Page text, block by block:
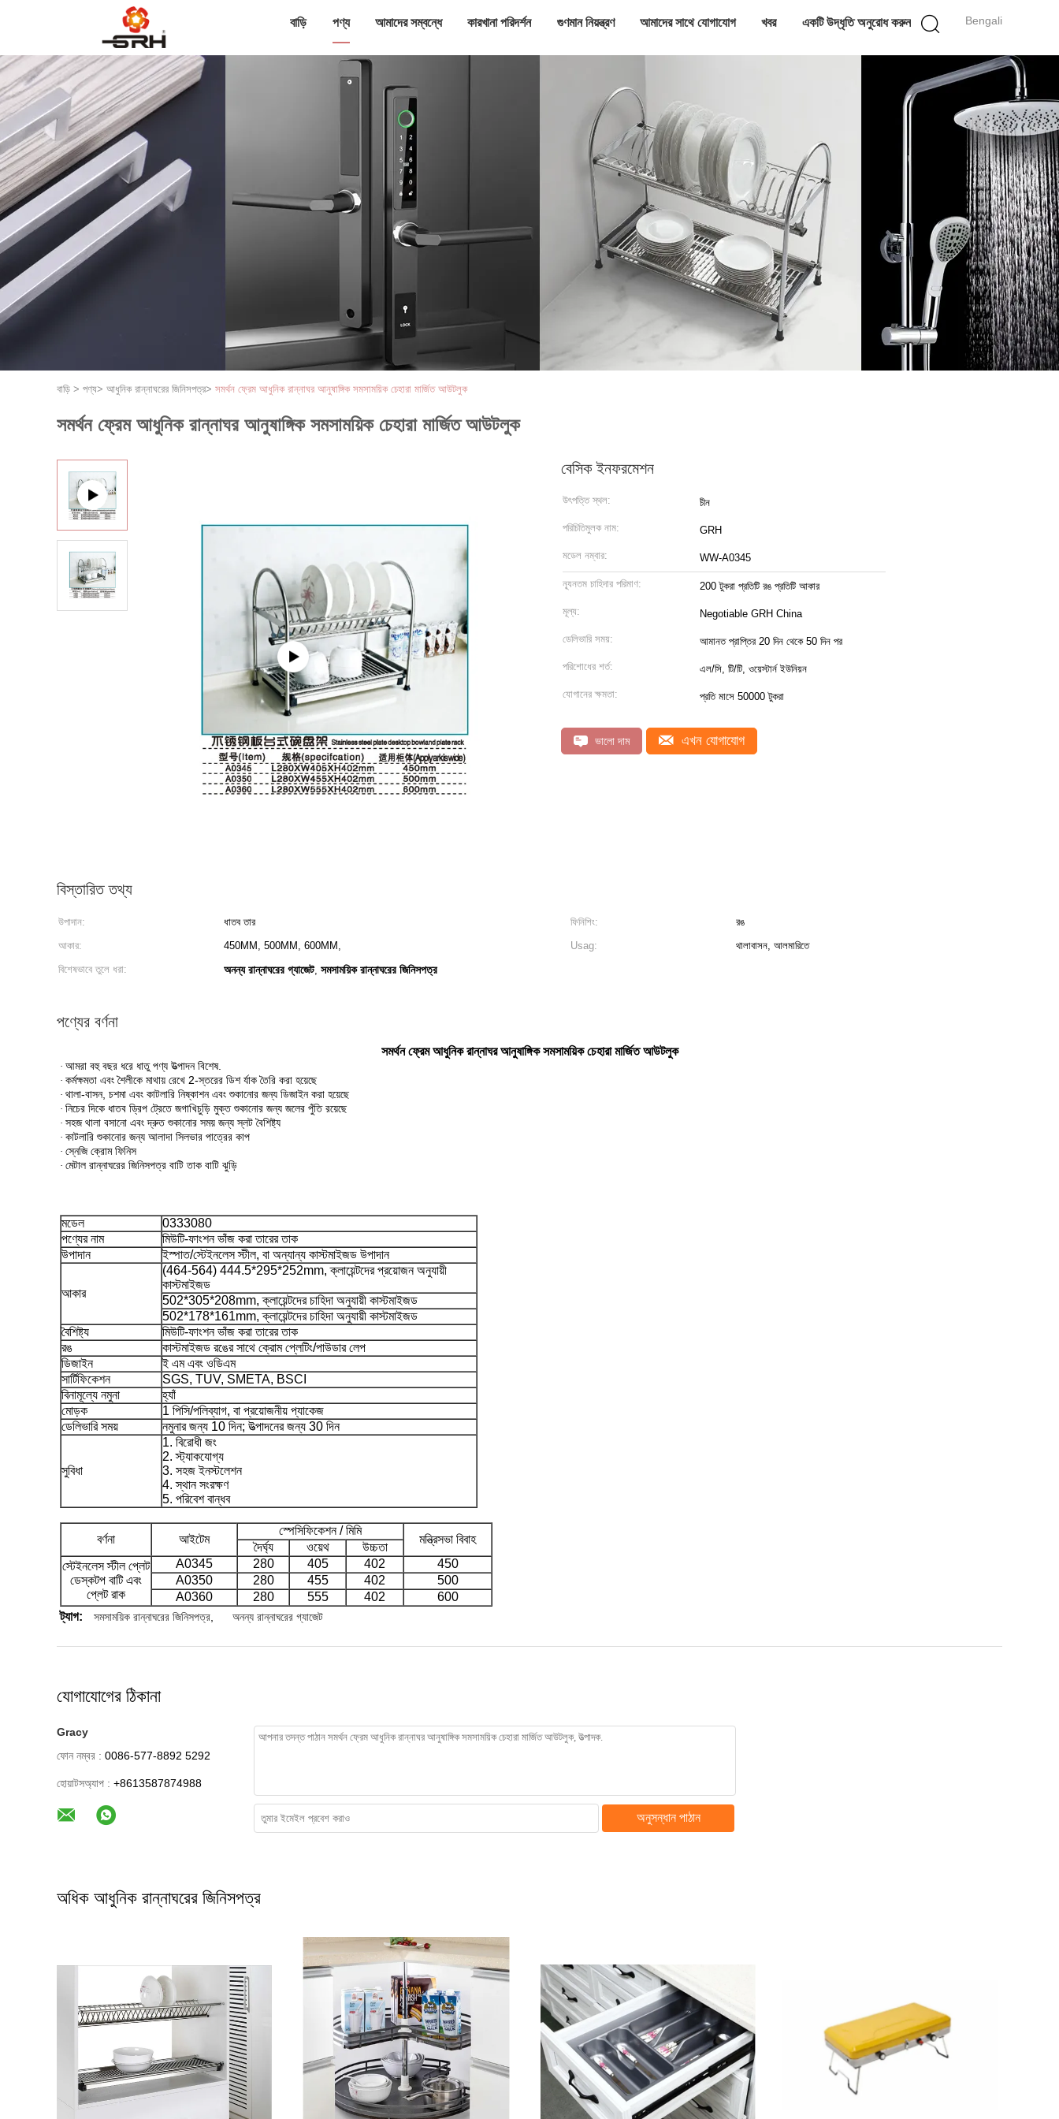
Bengali
বাড়ি পণ্য আমাদের সম্বন্ধে কারখানা পরিদর্শন গুণমান নিয়ন্ত্রণ আমাদের সাথে যোগাযোগ খবর একটি উদ্ধৃতি অনুরোধ করুন
বাড়ি > পণ্য> আধুনিক রান্নাঘরের জিনিসপত্র> সমর্থন ফ্রেম আধুনিক রান্নাঘর আনুষাঙ্গিক সমসাময়িক চেহারা মার্জিত আউটলুক
সমর্থন ফ্রেম আধুনিক রান্নাঘর আনুষাঙ্গিক সমসাময়িক চেহারা মার্জিত আউটলুক
বেসিক ইনফরমেশন
উৎপত্তি স্থল: চীন
পরিচিতিমুলক নাম: GRH
মডেল নম্বার: WW-A0345
ন্যূনতম চাহিদার পরিমাণ: 200 টুকরা প্রতিটি রঙ প্রতিটি আকার
মূল্য: Negotiable GRH China
ডেলিভারি সময়: আমানত প্রাপ্তির 20 দিন থেকে 50 দিন পর
পরিশোধের শর্ত: এল/সি, টি/টি, ওয়েস্টার্ন ইউনিয়ন
যোগানের ক্ষমতা: প্রতি মাসে 50000 টুকরা
ভালো দাম এখন যোগাযোগ
বিস্তারিত তথ্য
উপাদান: ধাতব তার ফিনিশিং:
রঙ
আকার:
450MM, 500MM, 600MM, Usag:
থালাবাসন, আলমারিতে
বিশেষভাবে তুলে ধরা:
অনন্য রান্নাঘরের গ্যাজেট, সমসাময়িক রান্নাঘরের জিনিসপত্র
পণ্যের বর্ণনা
সমর্থন ফ্রেম আধুনিক রান্নাঘর আনুষাঙ্গিক সমসাময়িক চেহারা মার্জিত আউটলুক
· আমরা বহু বছর ধরে ধাতু পণ্য উত্পাদন বিশেষ.
· কর্মক্ষমতা এবং শৈলীকে মাথায় রেখে 2-স্তরের ডিশ র্যাক তৈরি করা হয়েছে
· থালা-বাসন, চশমা এবং কাটলারি নিষ্কাশন এবং শুকানোর জন্য ডিজাইন করা হয়েছে
· নিচের দিকে ধাতব ড্রিপ ট্রেতে জগাখিচুড়ি মুক্ত শুকানোর জন্য জলের পুঁতি রয়েছে
· সহজ থালা বসানো এবং দ্রুত শুকানোর সময় জন্য স্লট বৈশিষ্ট্য
· কাটলারি শুকানোর জন্য আলাদা সিলভার পাত্রের কাপ
· স্নেজি ক্রোম ফিনিস
· মেটাল রান্নাঘরের জিনিসপত্র বাটি তাক বাটি ঝুড়ি
মডেল
0333080
পণ্যের নাম
মিউটি-ফাংশন ভাঁজ করা তারের তাক
উপাদান
ইস্পাত/স্টেইনলেস স্টীল, বা অন্যান্য কাস্টমাইজড উপাদান
আকার
(464-564) 444.5*295*252mm, ক্লায়েন্টদের প্রয়োজন অনুযায়ী
কাস্টমাইজড
502*305*208mm, ক্লায়েন্টদের চাহিদা অনুযায়ী কাস্টমাইজড
502*178*161mm, ক্লায়েন্টদের চাহিদা অনুযায়ী কাস্টমাইজড
বৈশিষ্ট্য
মিউটি-ফাংশন ভাঁজ করা তারের তাক
রঙ
কাস্টমাইজড রঙের সাথে ক্রোম প্লেটিং/পাউডার লেপ
ডিজাইন
ই এম এবং ওডিএম
সার্টিফিকেশন
SGS, TUV, SMETA, BSCI
বিনামূল্যে নমুনা
হ্যাঁ
মোড়ক
1 পিসি/পলিব্যাগ, বা প্রয়োজনীয় প্যাকেজ
ডেলিভারি সময়
নমুনার জন্য 10 দিন; উত্পাদনের জন্য 30 দিন
সুবিধা
1. বিরোধী জং
2. স্ট্যাকযোগ্য
3. সহজ ইনস্টলেশন
4. স্থান সংরক্ষণ
5. পরিবেশ বান্ধব
বর্ণনা আইটেম
স্পেসিফিকেশন / মিমি
মন্ত্রিসভা বিবাহ
দৈর্ঘ্য ওয়েথ
উচ্চতা
স্টেইনলেস স্টীল প্লেট
ডেস্কটপ বাটি এবং
প্লেট রাক
A0345 280 405 402
450
A0350
280 455 402
500
A0360
280 555 402
600
ট্যাগ:
সমসাময়িক রান্নাঘরের জিনিসপত্র অনন্য রান্নাঘরের গ্যাজেট
যোগাযোগের ঠিকানা
Gracy
ফোন নম্বর : 0086-577-8892 5292
হোয়াটসঅ্যাপ : +8613587874988
অনুসন্ধান পাঠান
অধিক আধুনিক রান্নাঘরের জিনিসপত্র